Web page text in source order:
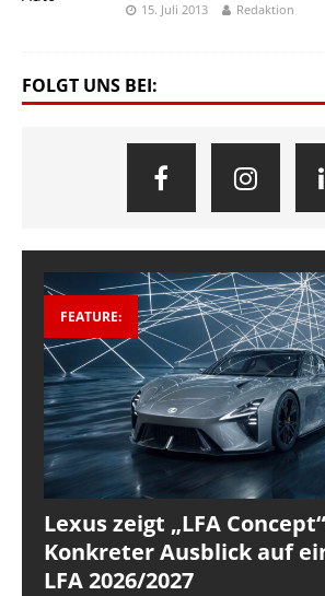
15. Juli 2013 Redaktion
FOLGT UNS BEI:
FEATURE:
Lexus zeigt „LFA
Konkreter Ausblick auf
LFA 2026/2027